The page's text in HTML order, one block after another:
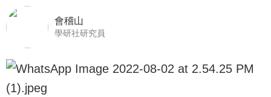
會稽山
學研社研究員